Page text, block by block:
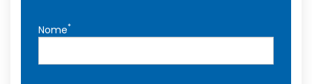
Nome*